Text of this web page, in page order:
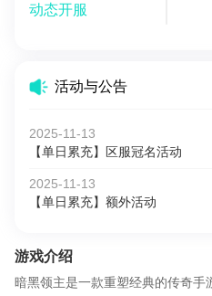
动态开服
活动与公告
2025-11-13
【单日累充】区服冠名活动
2025-11-13
【单日累充】额外活动
游戏介绍
暗黑领主是一款重塑经典的传奇